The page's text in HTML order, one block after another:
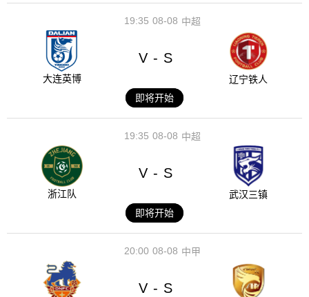
08-08
19:35 中超
大连英博
V - S
辽宁铁人
即将开始
08-08
19:35 中超
浙江队
V - S
武汉三镇
即将开始
08-08
20:00 中甲
V - S